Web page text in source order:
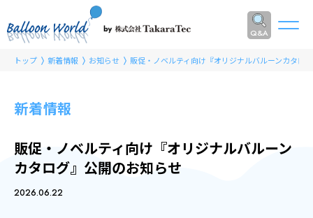
Q&A
トップ 新着情報 お知らせ 販促・ノベルティ向け『オリジナルバルーンカタロ
新着情報
販促・ノベルティ向け『オリジナルバルーン
カタログ』公開のお知らせ
2026.06.22